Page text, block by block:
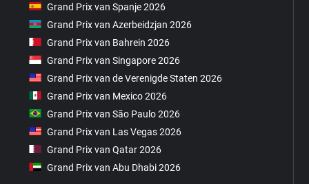
Grand Prix van Spanje 2026
Grand Prix van Azerbeidzjan 2026
Grand Prix van Bahrein 2026
Grand Prix van Singapore 2026
Grand Prix van de Verenigde Staten 2026
Grand Prix van Mexico 2026
Grand Prix van São Paulo 2026
Grand Prix van Las Vegas 2026
Grand Prix van Qatar 2026
Grand Prix van Abu Dhabi 2026